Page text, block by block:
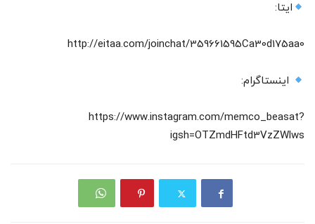
ایتا:
http://eitaa.com/joinchat/359661595Ca30d175aa0
اینستاگرام:
https://www.instagram.com/memco_beasat?
igsh=OTZmdHFtd3VzZWlws